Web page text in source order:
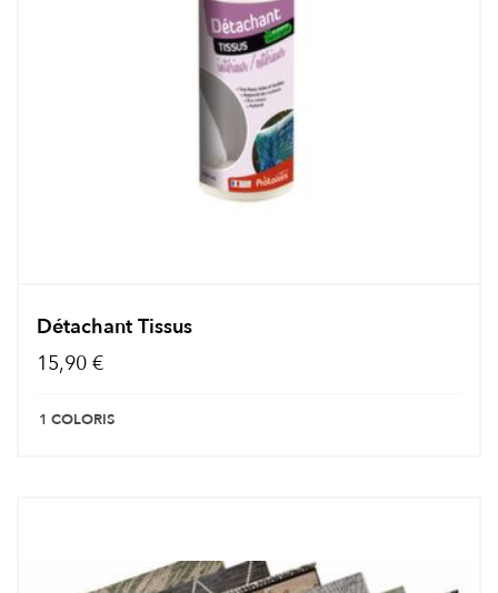
Détachant Tissus
15,90 €
1 COLORIS